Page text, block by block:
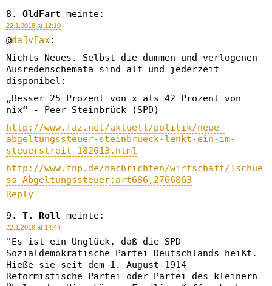
OldFart meinte:
22.1.2018 at 12:10
@da]v[ax:
Nichts Neues. Selbst die dummen und verlogenen
Ausredenschemata sind alt und jederzeit
disponibel:
„Besser 25 Prozent von x als 42 Prozent von
nix“ - Peer Steinbrück (SPD)
http://www.faz.net/aktuell/politik/neue-
abgeltungssteuer-steinbrueck-lenkt-ein-im-
steuerstreit-182013.html
http://www.fnp.de/nachrichten/wirtschaft/Tschue
ss-Abgeltungssteuer;art686,2766863
Reply
T. Roll meinte:
22.1.2018 at 14:44
"Es ist ein Unglück, daß die SPD
Sozialdemokratische Partei Deutschlands heißt.
Hieße sie seit dem 1. August 1914
Reformistische Partei oder Partei des kleinern